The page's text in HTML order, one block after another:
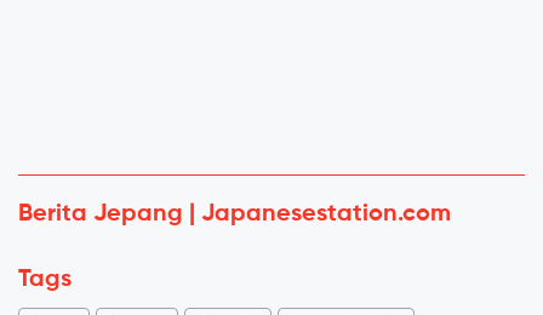
Berita Jepang | Japanesestation.com
Tags